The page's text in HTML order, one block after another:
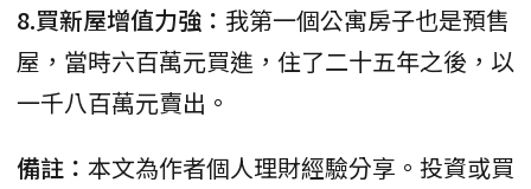
8.買新屋增值力強： 我第一個公寓房子也是預售
屋，當時六百萬元買進，住了二十五年之後，以
一千八百萬元賣出。
備註： 本文為作者個人理財經驗分享。投資或買